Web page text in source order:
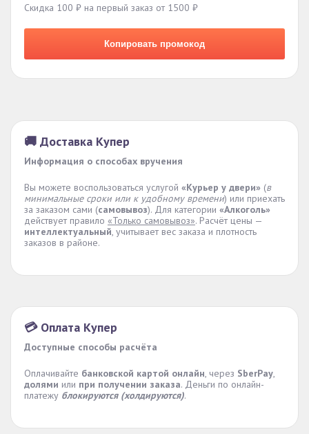
Скидка 100 ₽ на первый заказ от 1500 ₽
Копировать промокод
🚚 Доставка Купер
Информация о способах вручения
Вы можете воспользоваться услугой «Курьер у двери» (в
минимальные сроки или к удобному времени) или приехать
за заказом сами (самовывоз). Для категории «Алкоголь»
действует правило «Только самовывоз». Расчёт цены —
интеллектуальный, учитывает вес заказа и плотность
заказов в районе.
💳 Оплата Купер
Доступные способы расчёта
Оплачивайте банковской картой онлайн, через SberPay,
долями или при получении заказа. Деньги по онлайн-
платежу блокируются (холдируются).